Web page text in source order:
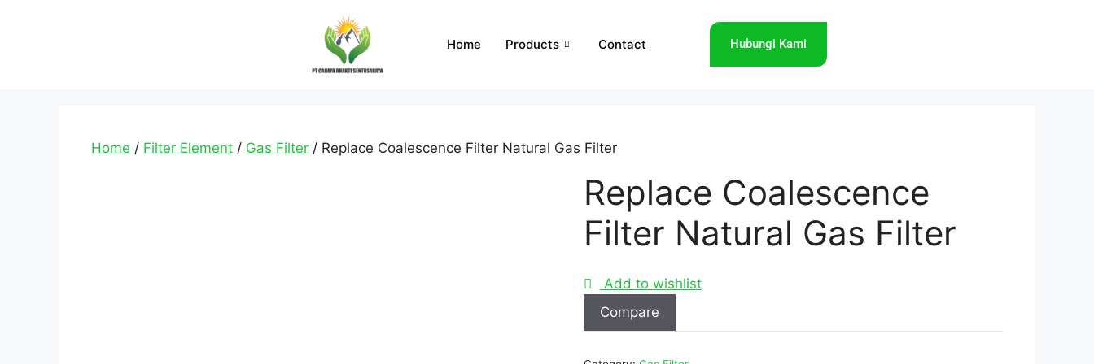
Home Products Contact Hubungi Kami
Home / Filter Element / Gas Filter / Replace Coalescence Filter Natural Gas Filter
Replace Coalescence
Filter Natural Gas Filter
Add to wishlist
Compare